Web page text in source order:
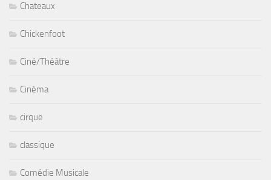
Chateaux
Chickenfoot
Ciné/Théâtre
Cinéma
cirque
classique
Comédie Musicale